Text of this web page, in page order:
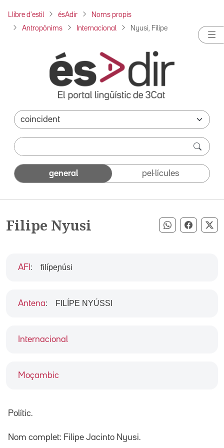
Llibre d'estil ésAdir Noms propis
Antropònims Internacional Nyusi, Filipe
general pel·lícules
Filipe Nyusi Compartir
Internacional
Moçambic
AFI : filípeɲúsi
Antena: FILÍPE NYÚSSI
Polític.
Nom complet: Filipe Jacinto Nyusi.